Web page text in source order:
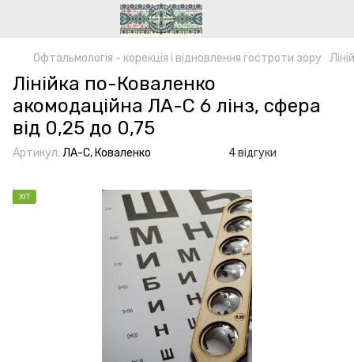
Офтальмологія - корекція і відновлення гостроти зору
Лінійка по-Коваленко
акомодаційна ЛА-С 6 лінз, сфера
від 0,25 до 0,75
Артикул: ЛА-С, Коваленко 4 відгуки
ХІТ